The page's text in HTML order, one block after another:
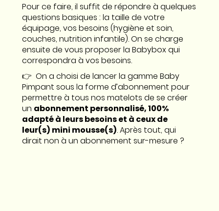
Pour ce faire, il suffit de répondre à quelques
questions basiques : la taille de votre
équipage, vos besoins (hygiène et soin,
couches, nutrition infantile). On se charge
ensuite de vous proposer la Babybox qui
correspondra à vos besoins.
👉 On a choisi de lancer la gamme Baby
Pimpant sous la forme d’abonnement pour
permettre à tous nos matelots de se créer
un abonnement personnalisé, 100%
adapté à leurs besoins et à ceux de
leur(s) mini mousse(s). Après tout, qui
dirait non à un abonnement sur-mesure ?